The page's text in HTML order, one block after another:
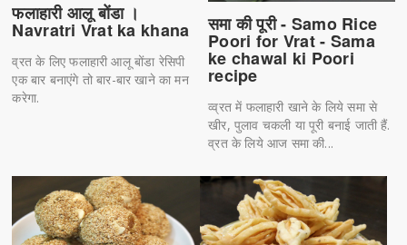
फलाहारी आलू बोंडा ।
Navratri Vrat ka khana
व्रत के लिए फलाहारी आलू बोंडा रेसिपी
एक बार बनाएंगे तो बार-बार खाने का मन
करेगा.
समा की पूरी - Samo Rice
Poori for Vrat - Sama
ke chawal ki Poori
recipe
व्व्रत में फलाहारी खाने के लिये समा से
खीर, पुलाव चकली या पूरी बनाई जाती हैं.
व्रत के लिये आज समा की...